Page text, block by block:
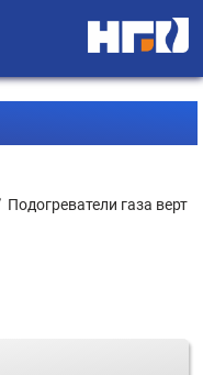
Подогреватели газа